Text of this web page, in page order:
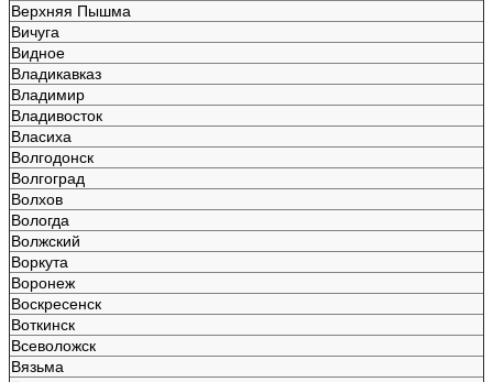
Верхняя Пышма
Вичуга
Видное
Владикавказ
Владимир
Владивосток
Власиха
Волгодонск
Волгоград
Волхов
Вологда
Волжский
Воркута
Воронеж
Воскресенск
Воткинск
Всеволожск
Вязьма